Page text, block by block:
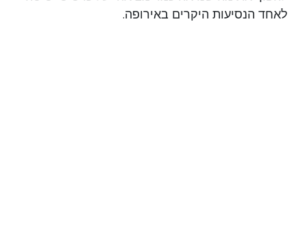
לאחד הנסיעות היקרים באירופה.